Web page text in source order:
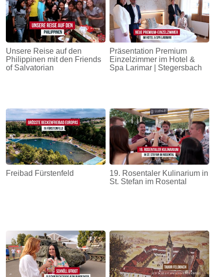
Unsere Reise auf den
Philippinen mit den Friends
of Salvatorian
Präsentation Premium
Einzelzimmer im Hotel &
Spa Larimar | Stegersbach
Freibad Fürstenfeld
19. Rosentaler Kulinarium in
St. Stefan im Rosental